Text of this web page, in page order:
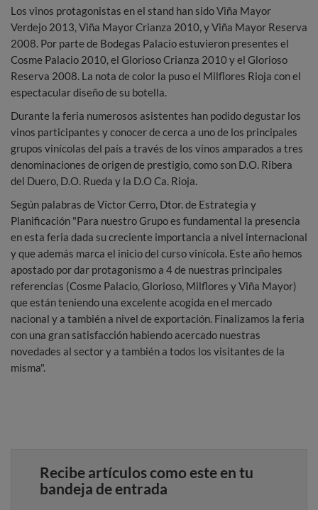
Los vinos protagonistas en el stand han sido Viña Mayor
Verdejo 2013, Viña Mayor Crianza 2010, y Viña Mayor Reserva
2008. Por parte de Bodegas Palacio estuvieron presentes el
Cosme Palacio 2010, el Glorioso Crianza 2010 y el Glorioso
Reserva 2008. La nota de color la puso el Milflores Rioja con el
espectacular diseño de su botella.
Durante la feria numerosos asistentes han podido degustar los
vinos participantes y conocer de cerca a uno de los principales
grupos vinícolas del país a través de los vinos amparados a tres
denominaciones de origen de prestigio, como son D.O. Ribera
del Duero, D.O. Rueda y la D.O Ca. Rioja.
Según palabras de Víctor Cerro, Dtor. de Estrategia y
Planificación "Para nuestro Grupo es fundamental la presencia
en esta feria dada su creciente importancia a nivel internacional
y que además marca el inicio del curso vinícola. Este año hemos
apostado por dar protagonismo a 4 de nuestras principales
referencias (Cosme Palacio, Glorioso, Milflores y Viña Mayor)
que están teniendo una excelente acogida en el mercado
nacional y a también a nivel de exportación. Finalizamos la feria
con una gran satisfacción habiendo acercado nuestras
novedades al sector y a también a todos los visitantes de la
misma".
Recibe artículos como este en tu
bandeja de entrada